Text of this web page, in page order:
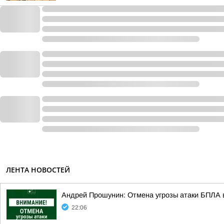
ЛЕНТА НОВОСТЕЙ
Андрей Прошунин: Отмена угрозы атаки БПЛА
22:06